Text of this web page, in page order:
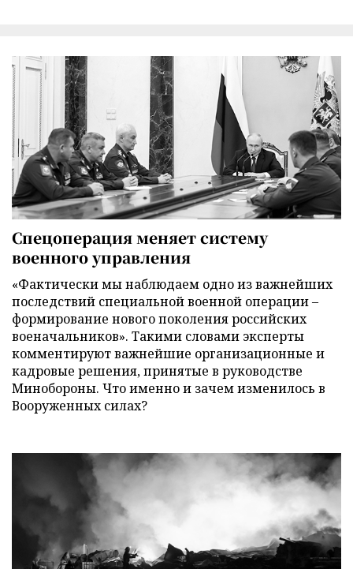
Спецоперация меняет систему
военного управления
«Фактически мы наблюдаем одно из важнейших
последствий специальной военной операции –
формирование нового поколения российских
военачальников». Такими словами эксперты
комментируют важнейшие организационные и
кадровые решения, принятые в руководстве
Минобороны. Что именно и зачем изменилось в
Вооруженных силах?